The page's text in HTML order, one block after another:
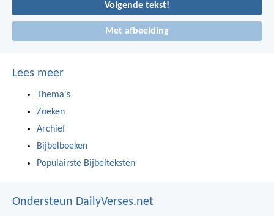
Volgende tekst!
Met afbeelding
Lees meer
Thema's
Zoeken
Archief
Bijbelboeken
Populairste Bijbelteksten
Ondersteun DailyVerses.net